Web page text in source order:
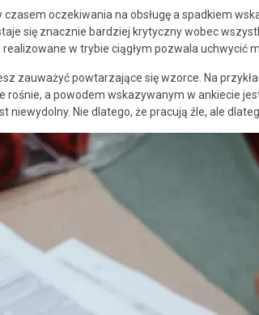
oczekiwania na obsługę a spadkiem
się znacznie bardziej krytyczny wobec
realizowane w trybie ciągłym pozwala uchwycić
zauważyć powtarzające się wzorce. Na
a powodem wskazywanym w ankiecie jest
niewydolny. Nie dlatego, że pracują źle, ale